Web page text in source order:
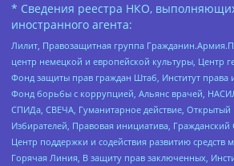
* Сведения реестра НКО,
иностранного агента:
Лилит, Правозащитная группа
центр немецкой и европейской культуры, Центр
Фонд защиты прав граждан Штаб, Институт права
Фонд борьбы с коррупцией, Альянс врачей,
СПИДа, СВЕЧА, Гуманитарное действие, Открытый
Избирателей, Правовая инициатива,
Центр поддержки и содействия развитию средств
Горячая Линия, В защиту прав заключенных,